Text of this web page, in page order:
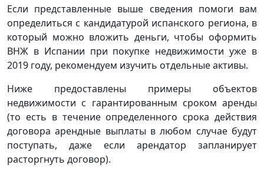
Если представленные выше сведения помоги вам
определиться с кандидатурой испанского региона, в
который можно вложить деньги, чтобы оформить
ВНЖ в Испании при покупке недвижимости уже в
2019 году, рекомендуем изучить отдельные активы.
Ниже предоставлены примеры объектов
недвижимости с гарантированным сроком аренды
(то есть в течение определенного срока действия
договора арендные выплаты в любом случае будут
поступать, даже если арендатор запланирует
расторгнуть договор).